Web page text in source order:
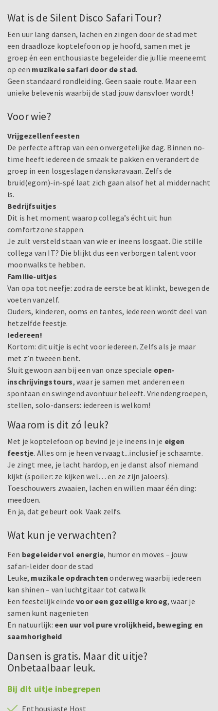
Wat is de Silent Disco Safari Tour?
Een uur lang dansen, lachen en zingen door de stad met
een draadloze koptelefoon op je hoofd, samen met je
groep én een enthousiaste begeleider die jullie meeneemt
op een muzikale safari door de stad.
Geen standaard rondleiding. Geen saaie route. Maar een
unieke belevenis waarbij de stad jouw dansvloer wordt!
Voor wie?
Vrijgezellenfeesten
De perfecte aftrap van een onvergetelijke dag. Binnen no-
time heeft iedereen de smaak te pakken en verandert de
groep in een losgeslagen danskaravaan. Zelfs de
bruid(egom)-in-spé laat zich gaan alsof het al middernacht
is.
Bedrijfsuitjes
Dit is het moment waarop collega’s écht uit hun
comfortzone stappen.
Je zult versteld staan van wie er ineens losgaat. Die stille
collega van IT? Die blijkt dus een verborgen talent voor
moonwalks te hebben.
Familie-uitjes
Van opa tot neefje: zodra de eerste beat klinkt, bewegen de
voeten vanzelf.
Ouders, kinderen, ooms en tantes, iedereen wordt deel van
hetzelfde feestje.
Iedereen!
Kortom: dit uitje is echt voor iedereen. Zelfs als je maar
met z’n tweeën bent.
Sluit gewoon aan bij een van onze speciale open-
inschrijvingstours, waar je samen met anderen een
spontaan en swingend avontuur beleeft. Vriendengroepen,
stellen, solo-dansers: iedereen is welkom!
Waarom is dit zó leuk?
Met je koptelefoon op bevind je je ineens in je eigen
feestje. Alles om je heen vervaagt...inclusief je schaamte.
Je zingt mee, je lacht hardop, en je danst alsof niemand
kijkt (spoiler: ze kijken wel… en ze zijn jaloers).
Toeschouwers zwaaien, lachen en willen maar één ding:
meedoen.
En ja, dat gebeurt ook. Vaak zelfs.
Wat kun je verwachten?
Een begeleider vol energie, humor en moves – jouw
safari-leider door de stad
Leuke, muzikale opdrachten onderweg waarbij iedereen
kan shinen – van luchtgitaar tot catwalk
Een feestelijk eindevoor een gezellige kroeg, waar je
samen kunt nagenieten
En natuurlijk: een uur vol pure vrolijkheid, beweging en
saamhorigheid
Dansen is gratis. Maar dit uitje?
Onbetaalbaar leuk.
Bij dit uitje inbegrepen
Enthousiaste Host